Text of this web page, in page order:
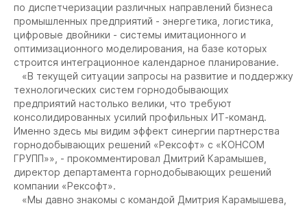
по диспетчеризации различных направлений бизнеса
промышленных предприятий - энергетика, логистика,
цифровые двойники - системы имитационного и
оптимизационного моделирования, на базе которых
строится интеграционное календарное планирование.
«В текущей ситуации запросы на развитие и поддержку
технологических систем горнодобывающих
предприятий настолько велики, что требуют
консолидированных усилий профильных ИТ-команд.
Именно здесь мы видим эффект синергии партнерства
горнодобывающих решений «Рексофт» с «КОНСОМ
ГРУПП»», - прокомментировал Дмитрий Карамышев,
директор департамента горнодобывающих решений
компании «Рексофт».
«Мы давно знакомы с командой Дмитрия Карамышева,